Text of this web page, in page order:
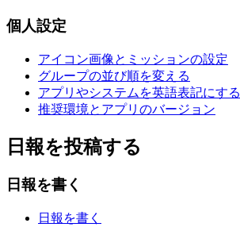
個人設定
アイコン画像とミッションの設定
グループの並び順を変える
アプリやシステムを英語表記にする
推奨環境とアプリのバージョン
日報を投稿する
日報を書く
日報を書く